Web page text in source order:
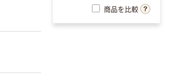
商品を比較